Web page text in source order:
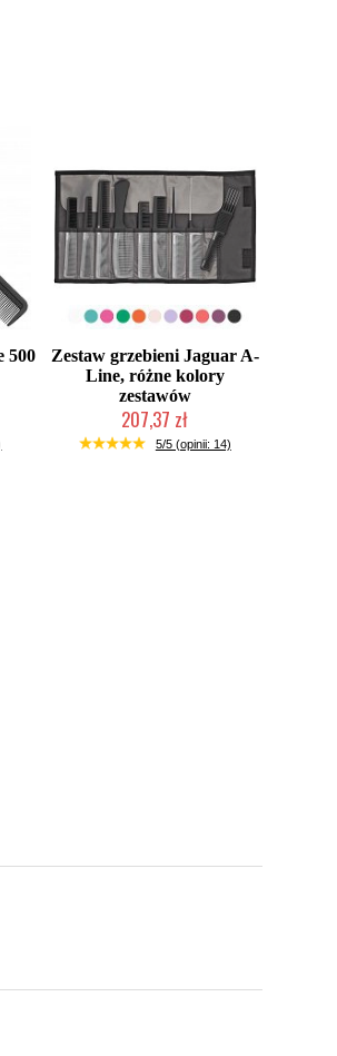
500
Zestaw grzebieni Jaguar A-
Line, różne kolory
zestawów
207,37 zł
Mała ilość (wysyłka w 24h)
5/5 (opinii: 14)